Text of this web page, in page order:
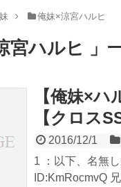
俺妹×涼宮ハルヒ
宮ハルヒ 」
【俺妹×
【クロス
2016/12/1
1 ：以下、名無
ID:KmRocmvQ